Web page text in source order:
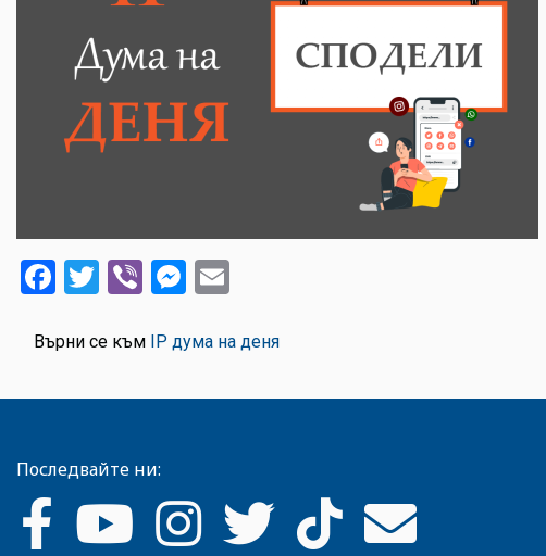
Facebook
Twitter
ViberMessenger
Върни се към IP дума на деня
Последвайте ни: